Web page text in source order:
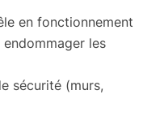
en fonctionnement
les
sécurité (murs,